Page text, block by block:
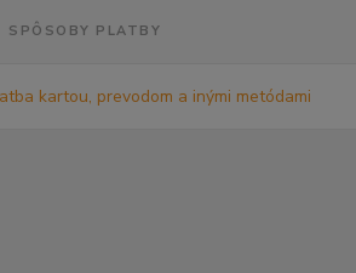
SPÔSOBY PLATBY